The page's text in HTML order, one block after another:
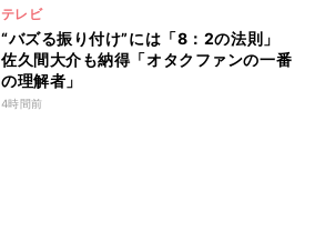
テレビ
“バズる振り付け”には「8：2の法則」
佐久間大介も納得「オタクファンの一番
の理解者」
4時間前